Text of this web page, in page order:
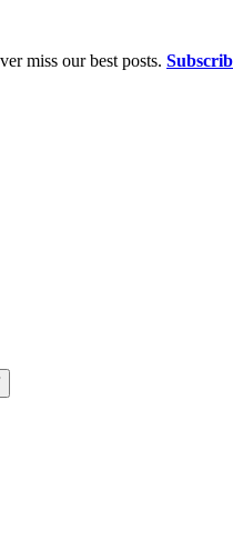
miss our best posts.